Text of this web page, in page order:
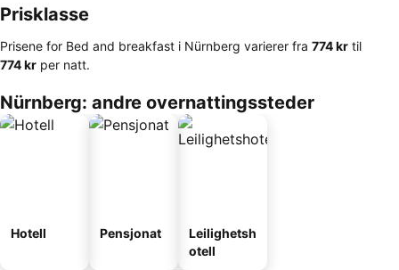
Prisklasse
Prisene for Bed and breakfast i Nürnberg varierer fra ‎774 kr til
‎774 kr per natt.
Nürnberg: andre overnattingssteder
Hotell Pensjonat
Leilighetsh
otell